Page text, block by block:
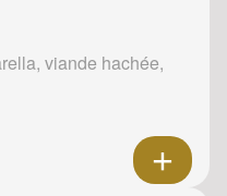
viande hachée,